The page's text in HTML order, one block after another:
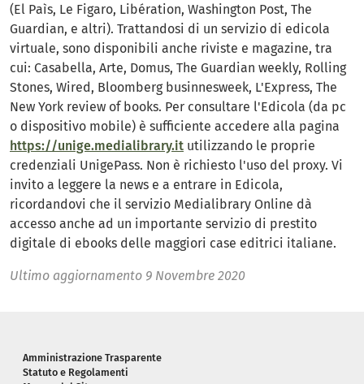
(El Paìs, Le Figaro, Libération, Washington Post, The
Guardian, e altri). Trattandosi di un servizio di edicola
virtuale, sono disponibili anche riviste e magazine, tra
cui: Casabella, Arte, Domus, The Guardian weekly, Rolling
Stones, Wired, Bloomberg businnesweek, L'Express, The
New York review of books. Per consultare l'Edicola (da pc
o dispositivo mobile) è sufficiente accedere alla pagina
https://unige.medialibrary.it utilizzando le proprie
credenziali UnigePass. Non è richiesto l'uso del proxy. Vi
invito a leggere la news e a entrare in Edicola,
ricordandovi che il servizio Medialibrary Online dà
accesso anche ad un importante servizio di prestito
digitale di ebooks delle maggiori case editrici italiane.
Ultimo aggiornamento 9 Novembre 2020
Piè di pagina
Amministrazione Trasparente
Statuto e Regolamenti